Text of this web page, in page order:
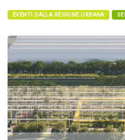
EVENTI DALLA REGIONE URBANA